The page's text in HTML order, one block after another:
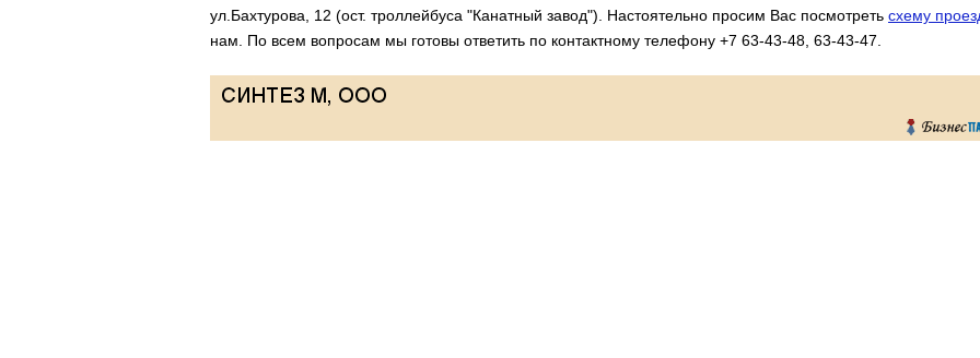
ул.Бахтурова, 12 (ост. троллейбуса "Канатный завод"). Настоятельно просим Вас посмотреть схему
нам. По всем вопросам мы готовы ответить по контактному телефону +7 63-43-48, 63-43-47.